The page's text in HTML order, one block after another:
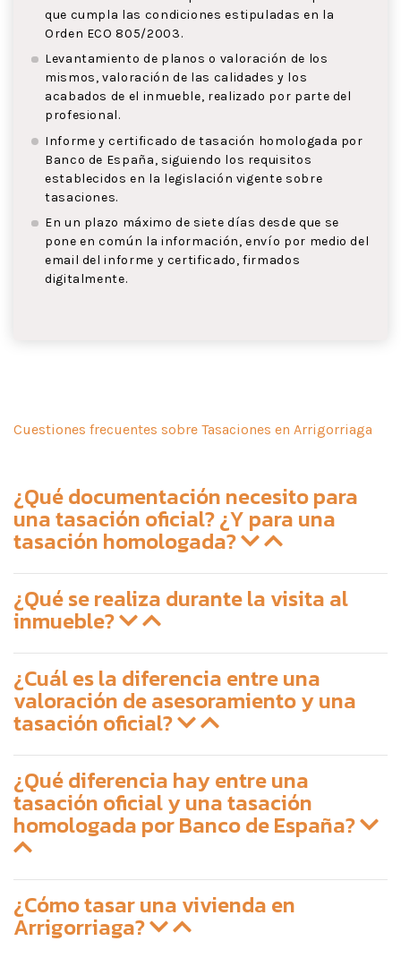
que cumpla las condiciones estipuladas en la
Orden ECO 805/2003.
Levantamiento de planos o valoración de los
mismos, valoración de las calidades y los
acabados de el inmueble, realizado por parte del
profesional.
Informe y certificado de tasación homologada por
Banco de España, siguiendo los requisitos
establecidos en la legislación vigente sobre
tasaciones.
En un plazo máximo de siete días desde que se
pone en común la información, envío por medio del
email del informe y certificado, firmados
digitalmente.
Cuestiones frecuentes sobre Tasaciones en Arrigorriaga
¿Qué documentación necesito para
una tasación oficial? ¿Y para una
tasación homologada?
¿Qué se realiza durante la visita al
inmueble?
¿Cuál es la diferencia entre una
valoración de asesoramiento y una
tasación oficial?
¿Qué diferencia hay entre una
tasación oficial y una tasación
homologada por Banco de España?
¿Cómo tasar una vivienda en
Arrigorriaga?